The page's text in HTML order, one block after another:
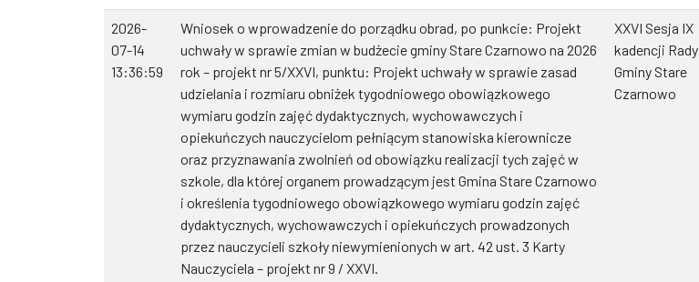
2026-
07-14
13:36:59
Wniosek o wprowadzenie do porządku obrad, po punkcie: Projekt
uchwały w sprawie zmian w budżecie gminy Stare Czarnowo na 2026
rok – projekt nr 5/XXVI, punktu: Projekt uchwały w sprawie zasad
udzielania i rozmiaru obniżek tygodniowego obowiązkowego
wymiaru godzin zajęć dydaktycznych, wychowawczych i
opiekuńczych nauczycielom pełniącym stanowiska kierownicze
oraz przyznawania zwolnień od obowiązku realizacji tych zajęć w
szkole, dla której organem prowadzącym jest Gmina Stare Czarnowo
i określenia tygodniowego obowiązkowego wymiaru godzin zajęć
dydaktycznych, wychowawczych i opiekuńczych prowadzonych
przez nauczycieli szkoły niewymienionych w art. 42 ust. 3 Karty
Nauczyciela – projekt nr 9 / XXVI.
XXVI Sesja IX
kadencji Rady
Gminy Stare
Czarnowo